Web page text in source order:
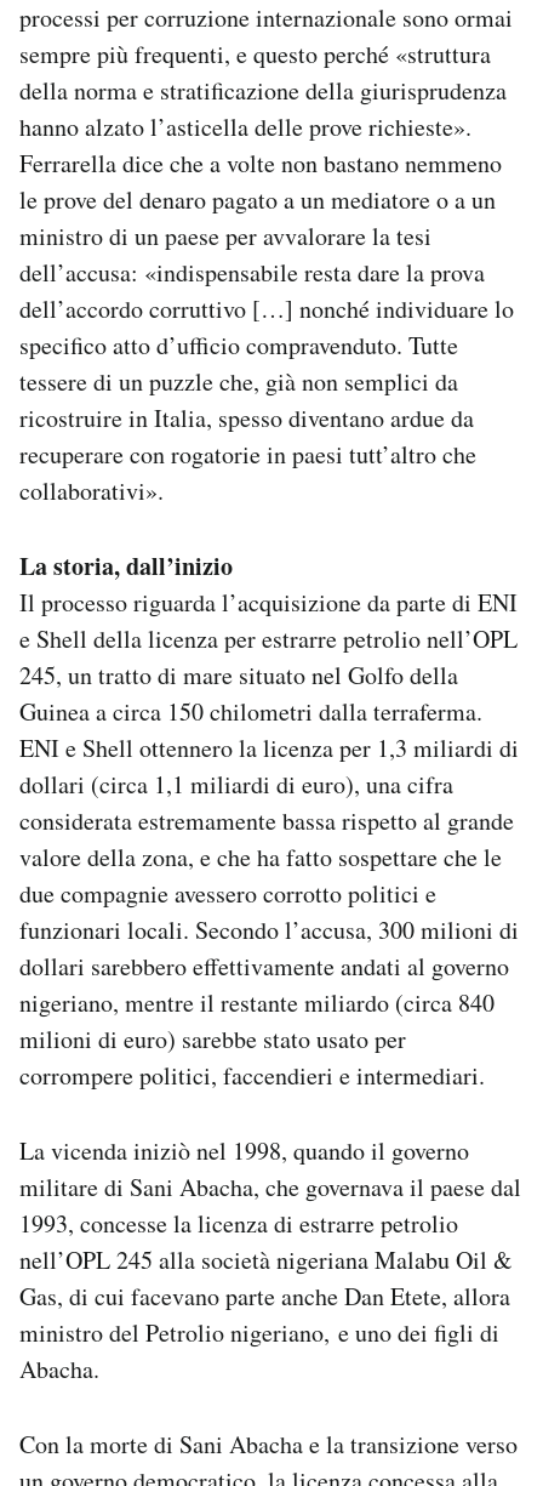
processi per corruzione internazionale sono ormai
sempre più frequenti, e questo perché «struttura
della norma e stratificazione della giurisprudenza
hanno alzato l’asticella delle prove richieste».
Ferrarella dice che a volte non bastano nemmeno
le prove del denaro pagato a un mediatore o a un
ministro di un paese per avvalorare la tesi
dell’accusa: «indispensabile resta dare la prova
dell’accordo corruttivo […] nonché individuare lo
specifico atto d’ufficio compravenduto. Tutte
tessere di un puzzle che, già non semplici da
ricostruire in Italia, spesso diventano ardue da
recuperare con rogatorie in paesi tutt’altro che
collaborativi».
La storia, dall’inizio
Il processo riguarda l’acquisizione da parte di ENI
e Shell della licenza per estrarre petrolio nell’OPL
245, un tratto di mare situato nel Golfo della
Guinea a circa 150 chilometri dalla terraferma.
ENI e Shell ottennero la licenza per 1,3 miliardi di
dollari (circa 1,1 miliardi di euro), una cifra
considerata estremamente bassa rispetto al grande
valore della zona, e che ha fatto sospettare che le
due compagnie avessero corrotto politici e
funzionari locali. Secondo l’accusa, 300 milioni di
dollari sarebbero effettivamente andati al governo
nigeriano, mentre il restante miliardo (circa 840
milioni di euro) sarebbe stato usato per
corrompere politici, faccendieri e intermediari.
La vicenda iniziò nel 1998, quando il governo
militare di Sani Abacha, che governava il paese dal
1993, concesse la licenza di estrarre petrolio
nell’OPL 245 alla società nigeriana Malabu Oil &
Gas, di cui facevano parte anche Dan Etete, allora
ministro del Petrolio nigeriano, e uno dei figli di
Abacha.
Con la morte di Sani Abacha e la transizione verso